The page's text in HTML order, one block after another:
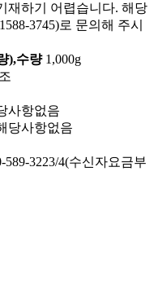
재하기 어렵습니다. 해당
3745)로 문의해 주시
),수량 1,000g
사항없음
당사항없음
589-3223/4(수신자요금부